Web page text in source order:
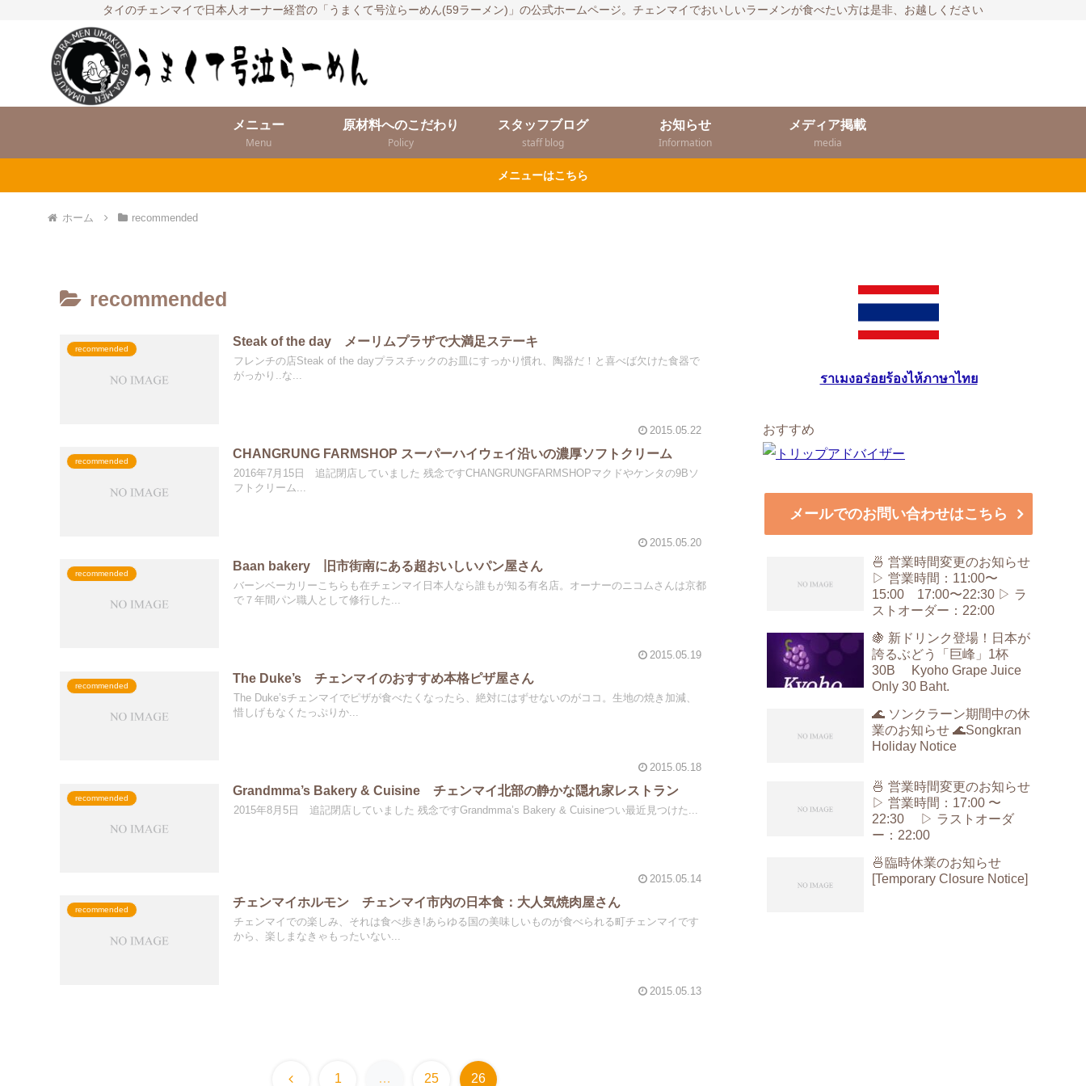
タイのチェンマイで日本人オーナー経営の「うまくて号泣らーめん(59ラーメン)」の公式ホームページ。チェンマイでおいしいラーメンが食べたい方は是非、お越しください
メニュー
Menu
原材料へのこだわり
Policy
スタッフブログ
staff blog
お知らせ
Information
メディア掲載
media
メニューはこちら
ホーム recommended
recommended
recommended
Steak of the day メーリムプラザで大満足ステーキ
フレンチの店Steak of the dayプラスチックのお皿にすっかり慣れ、陶器だ！と喜べば欠けた食器で
がっかり..な...
2015.05.22
recommended
CHANGRUNG FARMSHOP スーパーハイウェイ沿いの濃厚ソフトクリーム
2016年7月15日 追記閉店していました 残念ですCHANGRUNGFARMSHOPマクドやケンタの9Bソ
フトクリーム...
2015.05.20
recommended
Baan bakery 旧市街南にある超おいしいパン屋さん
バーンベーカリーこちらも在チェンマイ日本人なら誰もが知る有名店。オーナーのニコムさんは京都
で７年間パン職人として修行した...
2015.05.19
recommended
The Duke’s チェンマイのおすすめ本格ピザ屋さん
The Duke’sチェンマイでピザが食べたくなったら、絶対にはずせないのがココ。生地の焼き加減、
惜しげもなくたっぷりか...
2015.05.18
recommended
Grandmma’s Bakery & Cuisine チェンマイ北部の静かな隠れ家レストラン
2015年8月5日 追記閉店していました 残念ですGrandmma’s Bakery & Cuisineつい最近見つけた...
2015.05.14
recommended
チェンマイホルモン チェンマイ市内の日本食：大人気焼肉屋さん
チェンマイでの楽しみ、それは食べ歩き!あらゆる国の美味しいものが食べられる町チェンマイです
から、楽しまなきゃもったいない...
2015.05.13
前 1 … 25 26
ราเมงอร่อยร้องไห้ภาษาไทย
おすすめ
メールでのお問い合わせはこちら
🍜 営業時間変更のお知らせ
▷ 営業時間：11:00〜
15:00 17:00〜22:30 ▷ ラ
ストオーダー：22:00
🍇 新ドリンク登場！日本が
誇るぶどう「巨峰」1杯
30B Kyoho Grape Juice
Only 30 Baht.
🌊 ソンクラーン期間中の休
業のお知らせ 🌊Songkran
Holiday Notice
🍜 営業時間変更のお知らせ
▷ 営業時間：17:00 〜
22:30 ▷ ラストオーダ
ー：22:00
🍜臨時休業のお知らせ
[Temporary Closure Notice]